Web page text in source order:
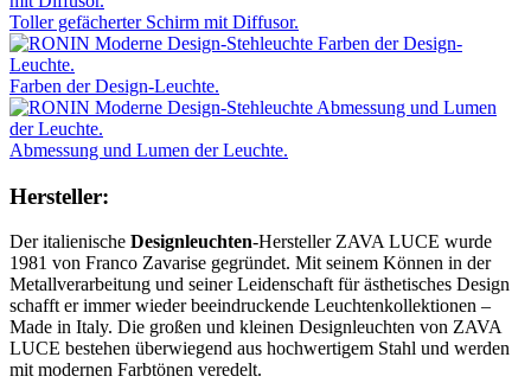
Toller gefächerter Schirm mit Diffusor.
Farben der Design-Leuchte.
Abmessung und Lumen der Leuchte.
Hersteller:
Der italienische Designleuchten-Hersteller ZAVA LUCE wurde
1981 von Franco Zavarise gegründet. Mit seinem Können in der
Metallverarbeitung und seiner Leidenschaft für ästhetisches Design
schafft er immer wieder beeindruckende Leuchtenkollektionen –
Made in Italy. Die großen und kleinen Designleuchten von ZAVA
LUCE bestehen überwiegend aus hochwertigem Stahl und werden
mit modernen Farbtönen veredelt.